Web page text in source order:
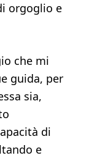
orgoglio e
che mi
guida, per
sia,
di
e